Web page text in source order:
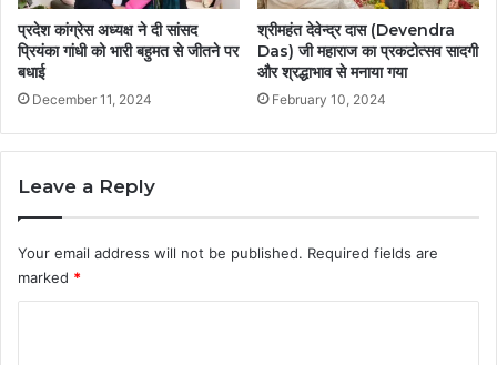
प्रदेश कांग्रेस अध्यक्ष ने दी सांसद
प्रियंका गांधी को भारी बहुमत से जीतने पर
बधाई
December 11, 2024
श्रीमहंत देवेन्द्र दास (Devendra
Das) जी महाराज का प्रकटोत्सव सादगी
और श्रद्धाभाव से मनाया गया
February 10, 2024
Leave a Reply
Your email address will not be published. Required fields are
marked *